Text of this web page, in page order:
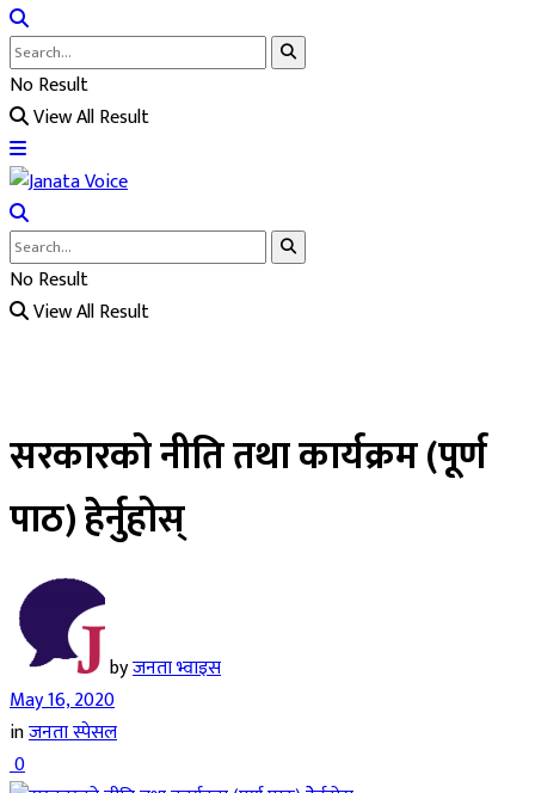
No Result
View All Result
No Result
View All Result
सरकारको नीति तथा कार्यक्रम (पूर्ण
पाठ) हेेर्नुहोस्
byजनता भ्वाइस
May 16, 2020
inजनता स्पेसल
0